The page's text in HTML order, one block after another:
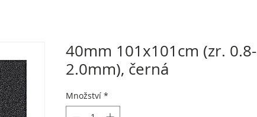
40mm 101x101cm (zr. 0.8-
2.0mm), černá
Množství *